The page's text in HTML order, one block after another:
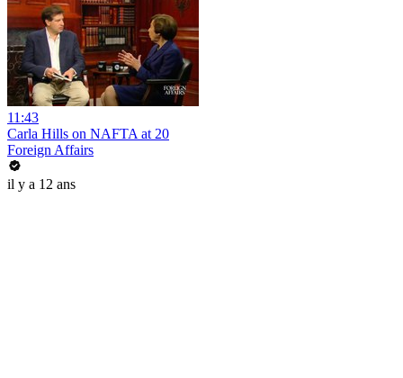
11:43
Carla Hills on NAFTA at 20
Foreign Affairs
il y a 12 ans